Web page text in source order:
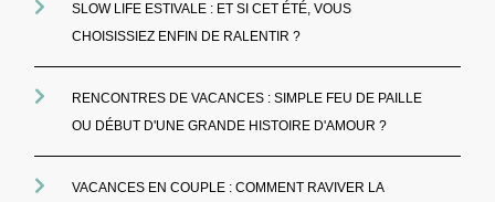
SLOW LIFE ESTIVALE : ET SI CET ÉTÉ, VOUS
CHOISISSIEZ ENFIN DE RALENTIR ?
RENCONTRES DE VACANCES : SIMPLE FEU DE PAILLE
OU DÉBUT D'UNE GRANDE HISTOIRE D'AMOUR ?
VACANCES EN COUPLE : COMMENT RAVIVER LA